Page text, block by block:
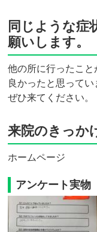
同じような症
願いします。
他の所に行ったこ
良かったと思ってい
ぜひ来てください。
来院のきっか
ホームページ
アンケート実物